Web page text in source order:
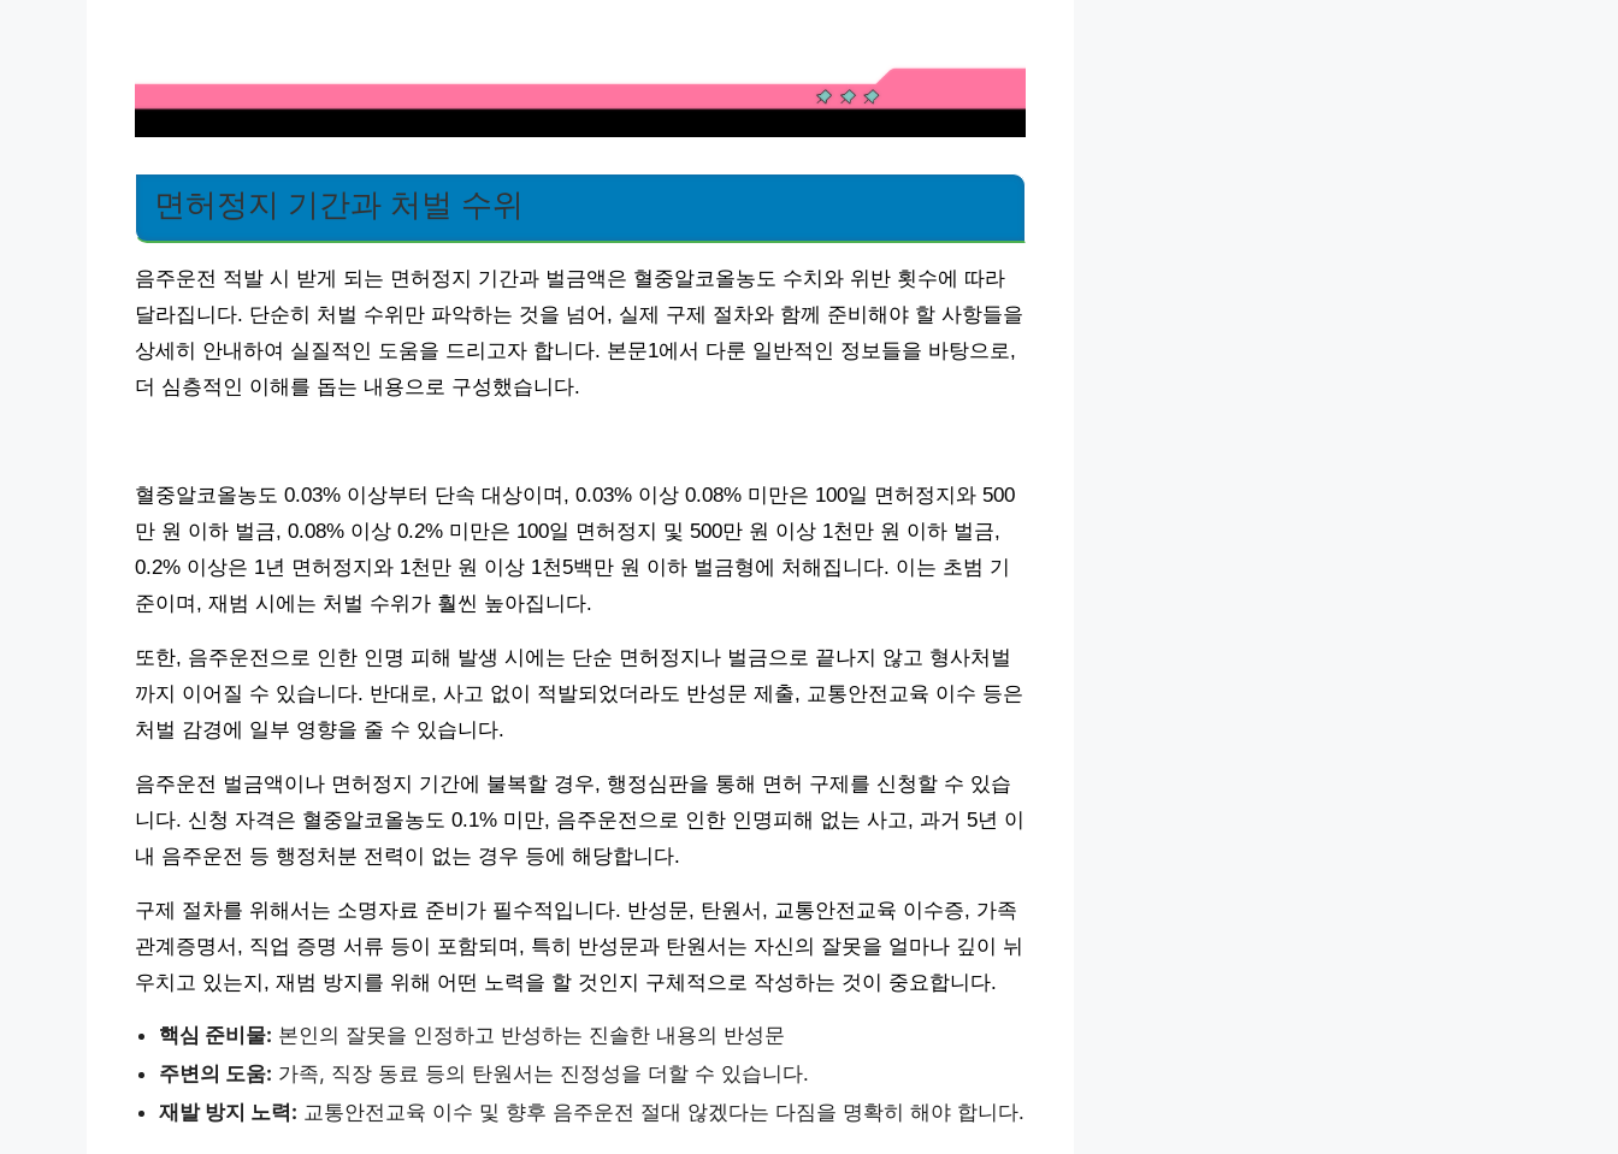
면허정지 기간과 처벌 수위
음주운전 적발 시 받게 되는 면허정지 기간과 벌금액은 혈중알코올농도 수치와 위반 횟수에 따라
달라집니다. 단순히 처벌 수위만 파악하는 것을 넘어, 실제 구제 절차와 함께 준비해야 할 사항들을
상세히 안내하여 실질적인 도움을 드리고자 합니다. 본문1에서 다룬 일반적인 정보들을 바탕으로,
더 심층적인 이해를 돕는 내용으로 구성했습니다.
혈중알코올농도 0.03% 이상부터 단속 대상이며, 0.03% 이상 0.08% 미만은 100일 면허정지와 500
만 원 이하 벌금, 0.08% 이상 0.2% 미만은 100일 면허정지 및 500만 원 이상 1천만 원 이하 벌금,
0.2% 이상은 1년 면허정지와 1천만 원 이상 1천5백만 원 이하 벌금형에 처해집니다. 이는 초범 기
준이며, 재범 시에는 처벌 수위가 훨씬 높아집니다.
또한, 음주운전으로 인한 인명 피해 발생 시에는 단순 면허정지나 벌금으로 끝나지 않고 형사처벌
까지 이어질 수 있습니다. 반대로, 사고 없이 적발되었더라도 반성문 제출, 교통안전교육 이수 등은
처벌 감경에 일부 영향을 줄 수 있습니다.
음주운전 벌금액이나 면허정지 기간에 불복할 경우, 행정심판을 통해 면허 구제를 신청할 수 있습
니다. 신청 자격은 혈중알코올농도 0.1% 미만, 음주운전으로 인한 인명피해 없는 사고, 과거 5년 이
내 음주운전 등 행정처분 전력이 없는 경우 등에 해당합니다.
구제 절차를 위해서는 소명자료 준비가 필수적입니다. 반성문, 탄원서, 교통안전교육 이수증, 가족
관계증명서, 직업 증명 서류 등이 포함되며, 특히 반성문과 탄원서는 자신의 잘못을 얼마나 깊이 뉘
우치고 있는지, 재범 방지를 위해 어떤 노력을 할 것인지 구체적으로 작성하는 것이 중요합니다.
핵심 준비물: 본인의 잘못을 인정하고 반성하는 진솔한 내용의 반성문
주변의 도움: 가족, 직장 동료 등의 탄원서는 진정성을 더할 수 있습니다.
재발 방지 노력: 교통안전교육 이수 및 향후 음주운전 절대 않겠다는 다짐을 명확히 해야 합니다.